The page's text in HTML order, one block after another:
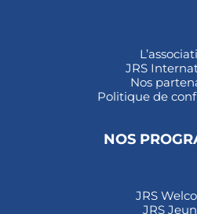
JRS
Nos
Politique de
NOS
JRS
JRS